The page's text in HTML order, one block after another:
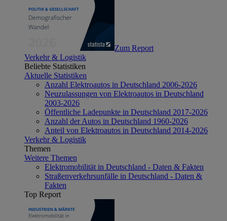
Zum Report
Verkehr & Logistik
Beliebte Statistiken
Aktuelle Statistiken
Anzahl Elektroautos in Deutschland 2006-2026
Neuzulassungen von Elektroautos in Deutschland
2003-2026
Öffentliche Ladepunkte in Deutschland 2017-2026
Anzahl der Autos in Deutschland 1960-2026
Anteil von Elektroautos in Deutschland 2014-2026
Verkehr & Logistik
Themen
Weitere Themen
Elektromobilität in Deutschland - Daten & Fakten
Straßenverkehrsunfälle in Deutschland - Daten &
Fakten
Top Report